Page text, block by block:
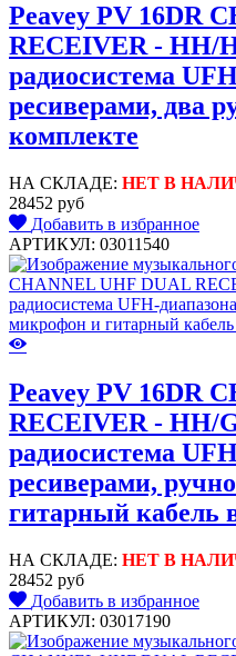
Peavey PV 16DR
RECEIVER - HH/
радиосистема
ресиверами, два
комплекте
НА СКЛАДЕ: НЕТ В
28452 руб
Добавить в избранное
АРТИКУЛ: 03011540
Peavey PV 16DR
RECEIVER - HH/
радиосистема
ресиверами,
гитарный кабель
НА СКЛАДЕ: НЕТ В
28452 руб
Добавить в избранное
АРТИКУЛ: 03017190